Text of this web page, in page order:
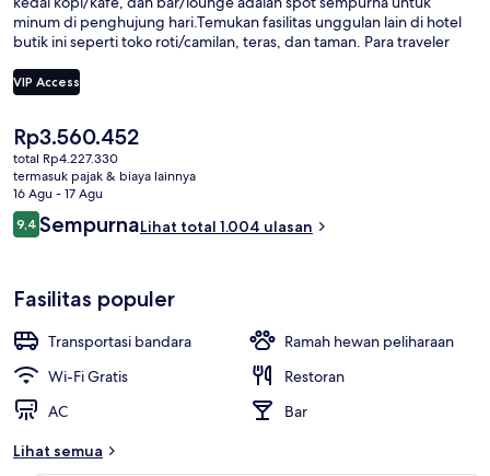
minum di penghujung hari.Temukan fasilitas unggulan lain di hotel
butik ini seperti toko roti/camilan, teras, dan taman. Para traveler
transportasi umum: Stasiun Lepanto berjarak 10 menit dan Stasiun
Flaminio - Piazza del Popolo berjarak 11 menit.
VIP Access
Harga
saat
ini
Rp3.560.452
Rp3.560.452
total Rp4.227.330
termasuk pajak & biaya lainnya
16 Agu - 17 Agu
Ulasan
9,49,4 dari 10
SempurnaLihat total 1.004 ulasan
Fasilitas populer
Transportasi bandara
Ramah hewan peliharaan
Wi-Fi Gratis
Restoran
AC
Bar
Lihat semua